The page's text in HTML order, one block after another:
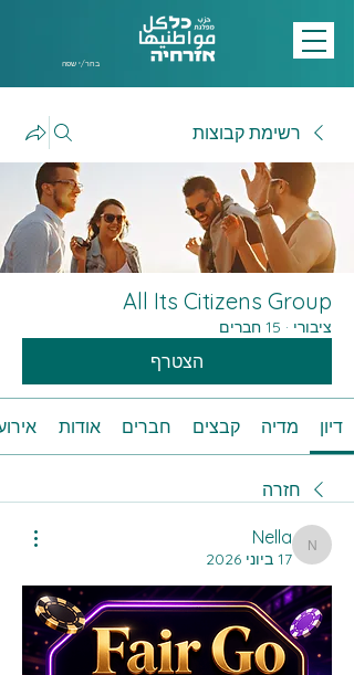
בחר/י שפה
רשימת קבוצות
All Its Citizens Group
ציבורי · 15 חברים
הצטרף
דיון מדיה קבצים חברים אודות
חזרה
Nella
Nella
17 ביוני 2026